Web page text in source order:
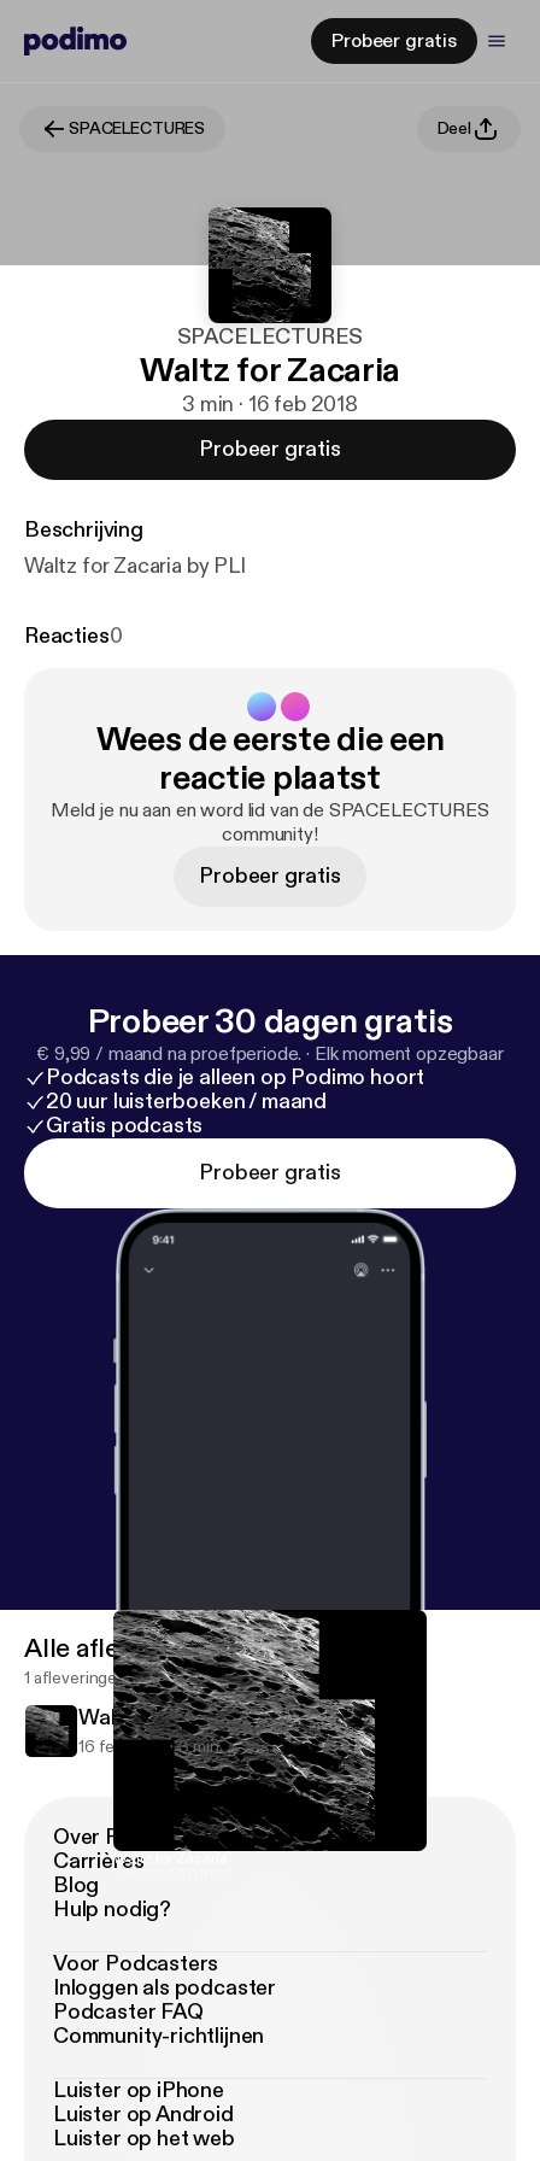
Probeer gratis
SPACELECTURES Deel
SPACELECTURES
Waltz for Zacaria
3 min · 16 feb 2018
Probeer gratis
Beschrijving
Waltz for Zacaria by PLI
Reacties0
Wees de eerste die een
reactie plaatst
Meld je nu aan en word lid van de SPACELECTURES
community!
Probeer gratis
Probeer 30 dagen gratis
€ 9,99 / maand na proefperiode. · Elk moment opzegbaar
Podcasts die je alleen op Podimo hoort
20 uur luisterboeken / maand
Gratis podcasts
Probeer gratis
Waltz for Zacaria
Alle afleveringen
1 afleveringen
Waltz for Zacaria
16 feb 2018 3 min
Over Podimo
Carrières
Blog
Hulp nodig?
Voor Podcasters
Inloggen als podcaster
Podcaster FAQ
Community-richtlijnen
Luister op iPhone
Luister op Android
Luister op het web